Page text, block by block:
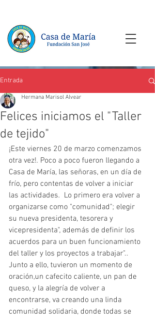
Entrada
Felices iniciamos el "Taller
de tejido"
Hermana Marisol Alvear
¡Este viernes 20 de marzo comenzamos
otra vez!. Poco a poco fueron llegando a
Casa de María, las señoras, en un día de
frío, pero contentas de volver a iniciar
las actividades.  Lo primero era volver a
organizarse como "comunidad"; elegir
su nueva presidenta, tesorera y
vicepresidenta", además de definir los
acuerdos para un buen funcionamiento
del taller y los proyectos a trabajar"..
Junto a ello, tuvieron un momento de
oración,un cafecito caliente, un pan de
queso, y la alegría de volver a
encontrarse, va creando una linda
comunidad solidaria, donde todas se